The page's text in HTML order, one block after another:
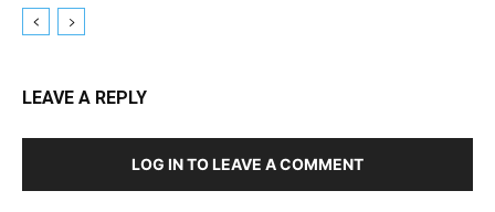
LEAVE A REPLY
LOG IN TO LEAVE A COMMENT